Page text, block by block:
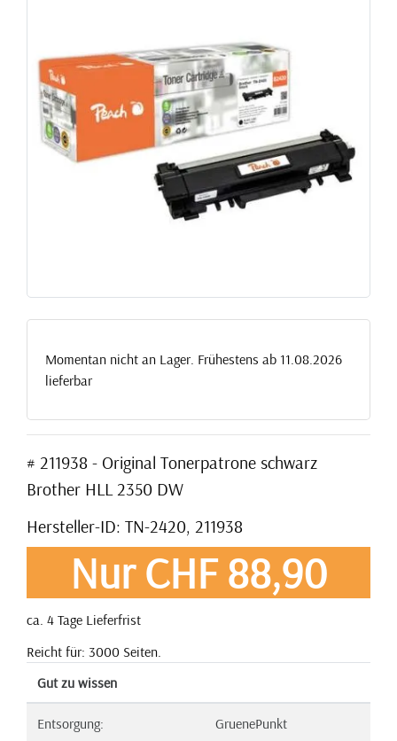
Momentan nicht an Lager. Frühestens ab 11.08.2026
lieferbar
# 211938 - Original Tonerpatrone schwarz
Brother HLL 2350 DW
Hersteller-ID: TN-2420, 211938
Nur CHF 88,90
ca. 4 Tage Lieferfrist
Reicht für: 3000 Seiten.
Gut zu wissen
Entsorgung: GruenePunkt